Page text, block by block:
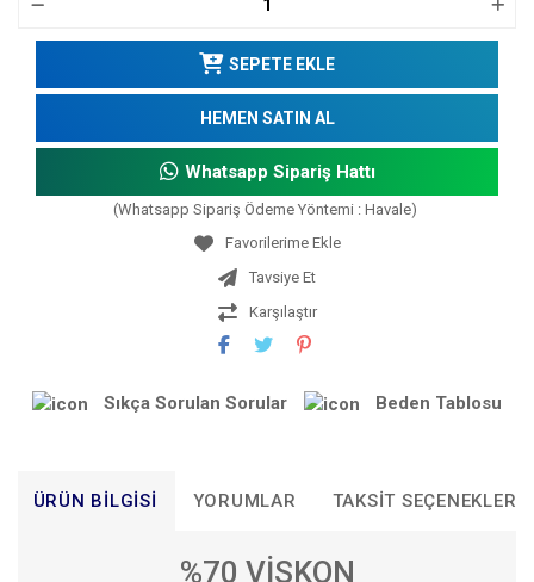
SEPETE EKLE
HEMEN SATIN AL
Whatsapp Sipariş Hattı
(Whatsapp Sipariş Ödeme Yöntemi : Havale)
Tavsiye Et
Karşılaştır
Sıkça Sorulan Sorular Beden Tablosu
ÜRÜN BILGISI YORUMLAR TAKSIT SEÇENEKLERI
%70 VİSKON